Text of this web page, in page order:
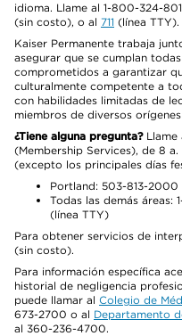
idioma. Llame al 1-800-324-
(sin costo), o al 711 (línea TTY).
Kaiser Permanente trabaja
asegurar que se cumplan
comprometidos a garantizar
culturalmente competente a
con habilidades limitadas de
miembros de diversos
¿Tiene alguna pregunta?Llame
(Membership Services), de 8
(excepto los principales días
Portland: 503-813-2000
Todas las demás
(línea TTY)
Para obtener servicios de
(sin costo).
Para información específica
historial de negligencia
puede llamar al Colegio de
673-2700 o al Departamento
al 360-236-4700.